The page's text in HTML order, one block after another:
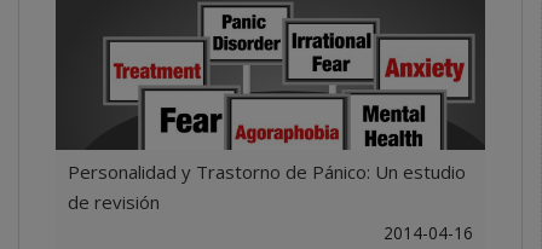
Personalidad y Trastorno de Pánico: Un estudio
de revisión
2014-04-16